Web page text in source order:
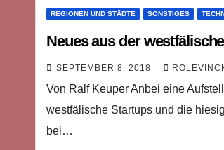
REGIONEN UND STÄDTE SONSTIGES
Neues aus der
SEPTEMBER 8, 2018
Von Ralf Keuper Anbei eine
westfälische Startups und die
bei…